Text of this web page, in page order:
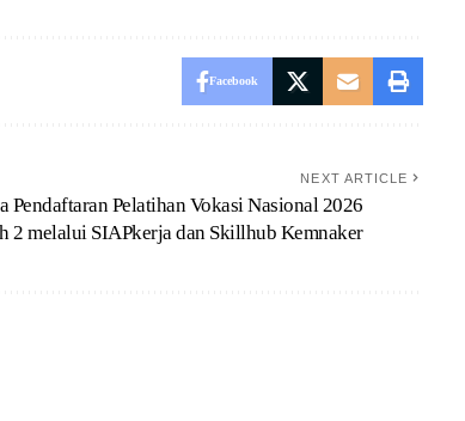
Facebook
NEXT ARTICLE
Pendaftaran Pelatihan Vokasi Nasional 2026
2 melalui SIAPkerja dan Skillhub Kemnaker